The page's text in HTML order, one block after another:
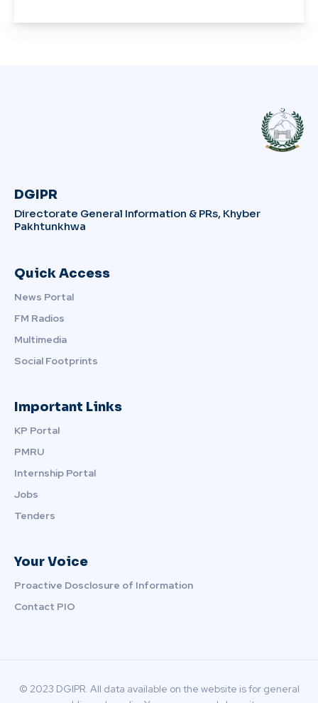
DGIPR
Directorate General Information & PRs, Khyber
Pakhtunkhwa
Quick Access
News Portal
FM Radios
Multimedia
Social Footprints
Important Links
KP Portal
PMRU
Internship Portal
Jobs
Tenders
Your Voice
Proactive Dosclosure of Information
Contact PIO
© 2023 DGIPR. All data available on the website is for general